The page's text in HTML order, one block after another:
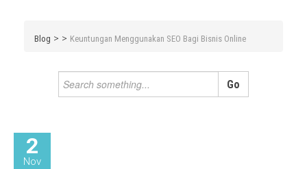
Blog > > Keuntungan Menggunakan SEO Bagi Bisnis Online
2
Nov